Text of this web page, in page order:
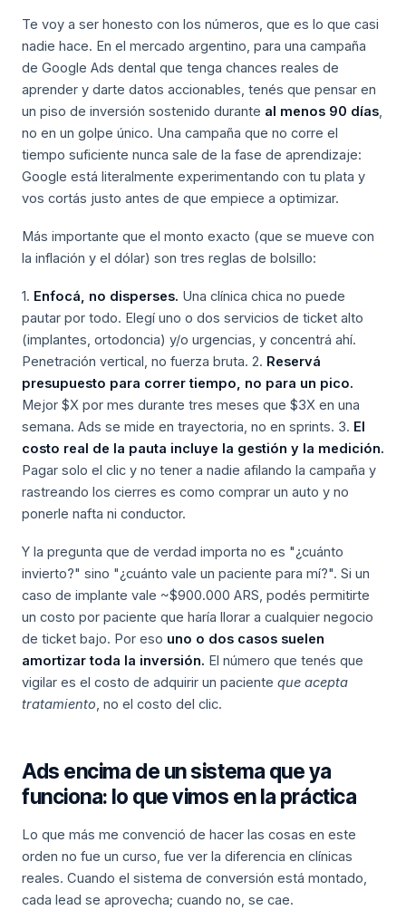
Te voy a ser honesto con los números, que es lo que casi
nadie hace. En el mercado argentino, para una campaña
de Google Ads dental que tenga chances reales de
aprender y darte datos accionables, tenés que pensar en
un piso de inversión sostenido durante al menos 90 días,
no en un golpe único. Una campaña que no corre el
tiempo suficiente nunca sale de la fase de aprendizaje:
Google está literalmente experimentando con tu plata y
vos cortás justo antes de que empiece a optimizar.
Más importante que el monto exacto (que se mueve con
la inflación y el dólar) son tres reglas de bolsillo:
1. Enfocá, no disperses. Una clínica chica no puede
pautar por todo. Elegí uno o dos servicios de ticket alto
(implantes, ortodoncia) y/o urgencias, y concentrá ahí.
Penetración vertical, no fuerza bruta. 2. Reservá
presupuesto para correr tiempo, no para un pico.
Mejor $X por mes durante tres meses que $3X en una
semana. Ads se mide en trayectoria, no en sprints. 3. El
costo real de la pauta incluye la gestión y la medición.
Pagar solo el clic y no tener a nadie afilando la campaña y
rastreando los cierres es como comprar un auto y no
ponerle nafta ni conductor.
Y la pregunta que de verdad importa no es "¿cuánto
invierto?" sino "¿cuánto vale un paciente para mí?". Si un
caso de implante vale ~$900.000 ARS, podés permitirte
un costo por paciente que haría llorar a cualquier negocio
de ticket bajo. Por eso uno o dos casos suelen
amortizar toda la inversión. El número que tenés que
vigilar es el costo de adquirir un paciente que acepta
tratamiento, no el costo del clic.
Ads encima de un sistema que ya
funciona: lo que vimos en la práctica
Lo que más me convenció de hacer las cosas en este
orden no fue un curso, fue ver la diferencia en clínicas
reales. Cuando el sistema de conversión está montado,
cada lead se aprovecha; cuando no, se cae.